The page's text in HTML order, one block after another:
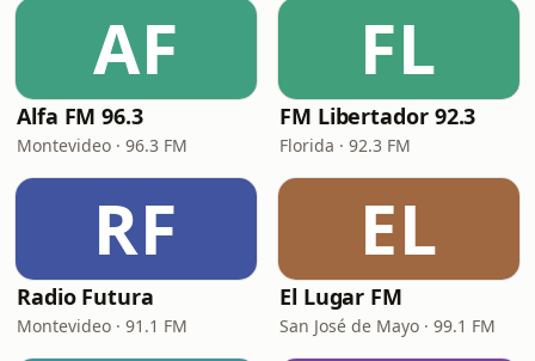
AF
Alfa FM 96.3
Montevideo · 96.3 FM
FL
FM Libertador 92.3
Florida · 92.3 FM
RF
Radio Futura
Montevideo · 91.1 FM
EL
El Lugar FM
San José de Mayo · 99.1 FM